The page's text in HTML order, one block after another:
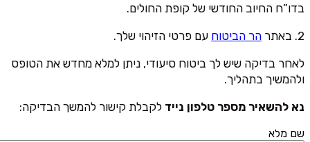
בדו”ח החיוב החודשי של קופת החולים.
2. באתר
הר הביטוח עם פרטי הזיהוי שלך.
לאחר בדיקה שיש לך ביטוח סיעודי, ניתן למלא מחדש את הטופס
ולהמשיך בתהליך.
נא להשאיר מספר טלפון נייד לקבלת קישור להמשך הבדיקה:
שם מלא